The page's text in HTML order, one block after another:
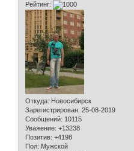
Рейтинг:
Откуда: Новосибирск
Зарегистрирован: 25-08-2019
Сообщений: 10115
Уважение: +13238
Позитив: +4198
Пол: Мужской